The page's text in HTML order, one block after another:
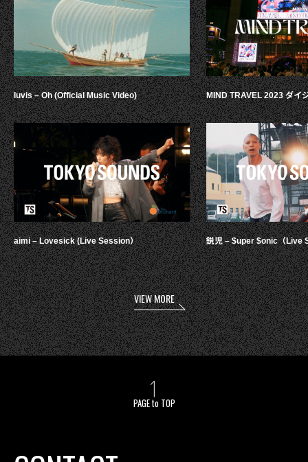
luvis – Oh (Official Music Video)
aimi – Lovesick (Live Session）
MIND TRAVEL 2023 ダイ
鋭児 – $uper $onic（Live
VIEW MORE
PAGE to TOP